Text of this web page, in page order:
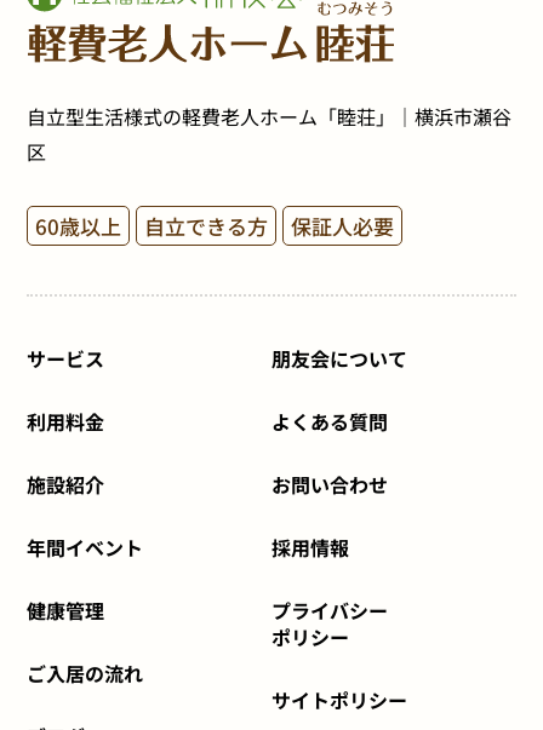
自立型生活様式の軽費老人ホーム「睦荘」｜横浜市瀬谷
区
60歳以上 自立できる方 保証人必要
サービス
利用料金
施設紹介
年間イベント
健康管理
ご入居の流れ
朋友会について
よくある質問
お問い合わせ
採用情報
プライバシー
ポリシー
サイトポリシー